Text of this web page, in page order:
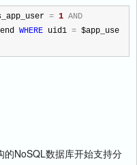
= 1 AND
WHERE uid1 = $app_use
NoSQL数据库开始支持分